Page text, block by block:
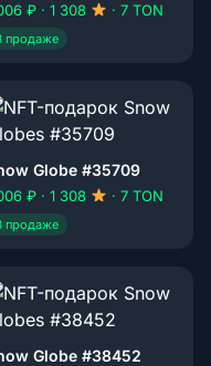
₽ · 1 308 · 7 TON
продаже
Globe #35709
₽ · 1 308 · 7 TON
продаже
Globe #38452